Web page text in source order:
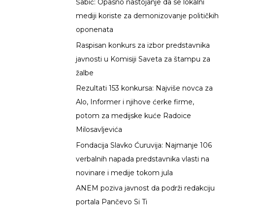
g
a
z
a
:
Šabić: Opasno nastojanje da se lokalni
mediji koriste za demonizovanje političkih
oponenata
Raspisan konkurs za izbor predstavnika
javnosti u Komisiji Saveta za štampu za
žalbe
Rezultati 153 konkursa: Najviše novca za
Alo, Informer i njihove ćerke firme,
potom za medijske kuće Radoice
Milosavljevića
Fondacija Slavko Ćuruvija: Najmanje 106
verbalnih napada predstavnika vlasti na
novinare i medije tokom jula
ANEM poziva javnost da podrži redakciju
portala Pančevo Si Ti